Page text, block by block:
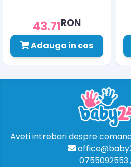
43.71RON
Adauga in cos
Aveti intrebari despre
0755092553